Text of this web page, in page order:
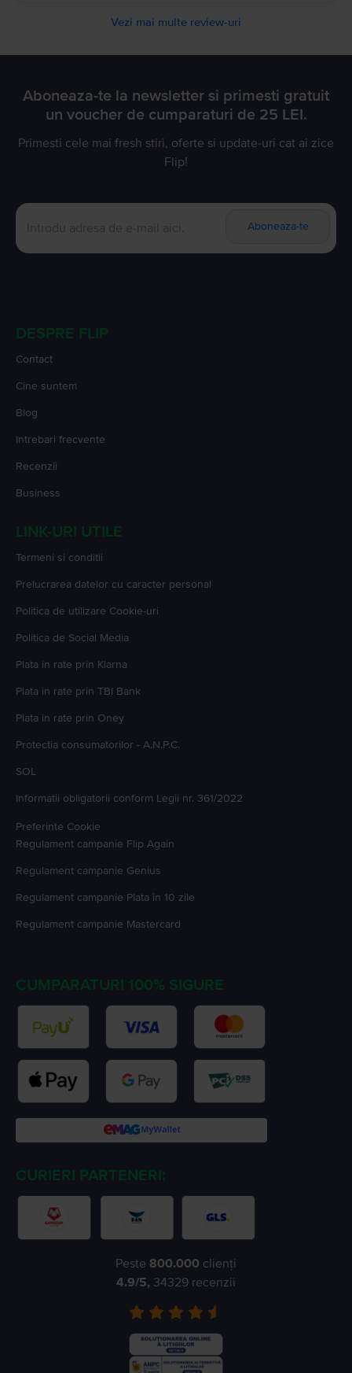
Vezi mai multe review-uri
Aboneaza-te la newsletter si primesti gratuit
un voucher de cumparaturi de 25 LEI.
Primesti cele mai fresh stiri, oferte si update-uri cat ai zice
Flip!
Aboneaza-te
DESPRE FLIP
Contact
Cine suntem
Blog
Intrebari frecvente
Recenzii
Business
LINK-URI UTILE
Termeni si conditii
Prelucrarea datelor cu caracter personal
Politica de utilizare Cookie-uri
Politica de Social Media
Plata in rate prin Klarna
Plata in rate prin TBI Bank
Plata in rate prin Oney
Protectia consumatorilor - A.N.P.C.
SOL
Informatii obligatorii conform Legii nr. 361/2022
Preferinte Cookie
Regulament campanie Flip Again
Regulament campanie Genius
Regulament campanie Plata în 10 zile
Regulament campanie Mastercard
CUMPARATURI 100% SIGURE
CURIERI PARTENERI:
Peste 800.000 clienți
4.9/5, 34329 recenzii